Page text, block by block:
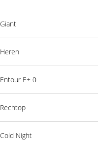
Giant
Heren
Entour E+ 0
Rechtop
Cold Night